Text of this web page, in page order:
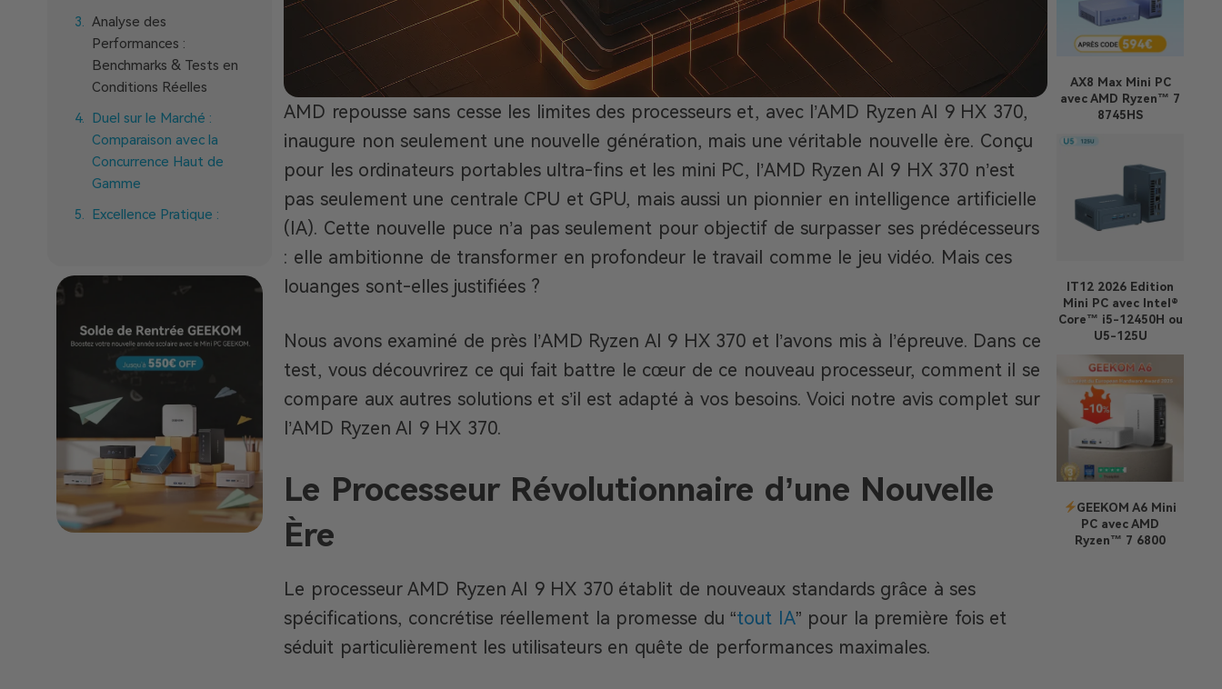
Analyse des
Performances :
Benchmarks & Tests en
Conditions Réelles
Duel sur le Marché :
Comparaison avec la
Concurrence Haut de
Gamme
Excellence Pratique :
Meilleures Intégrations
Focus : GEEKOM A9
Porte-Étendard de l’IA
Conclusion :
Recommandation
d’Achat & Perspective
d’Avenir
AMD repousse sans cesse les limites des processeurs et, avec l’AMD Ryzen AI 9 HX 370,
inaugure non seulement une nouvelle génération, mais une véritable nouvelle ère. Conçu
pour les ordinateurs portables ultra-fins et les mini PC, l’AMD Ryzen AI 9 HX 370 n’est
pas seulement une centrale CPU et GPU, mais aussi un pionnier en intelligence artificielle
(IA). Cette nouvelle puce n’a pas seulement pour objectif de surpasser ses prédécesseurs
: elle ambitionne de transformer en profondeur le travail comme le jeu vidéo. Mais ces
louanges sont-elles justifiées ?
Nous avons examiné de près l’AMD Ryzen AI 9 HX 370 et l’avons mis à l’épreuve. Dans ce
test, vous découvrirez ce qui fait battre le cœur de ce nouveau processeur, comment il se
compare aux autres solutions et s’il est adapté à vos besoins. Voici notre avis complet sur
l’AMD Ryzen AI 9 HX 370.
Le Processeur Révolutionnaire d’une Nouvelle
Ère
Le processeur AMD Ryzen AI 9 HX 370 établit de nouveaux standards grâce à ses
spécifications, concrétise réellement la promesse du “tout IA” pour la première fois et
séduit particulièrement les utilisateurs en quête de performances maximales.
AX8 MaxMini PC
avec AMD Ryzen™ 7
8745HS
IT12 2026 Edition
Mini PC avec Intel®
Core™ i5-12450H ou
U5-125U
GEEKOM A6 Mini
PC avec AMD
Ryzen™ 7 6800